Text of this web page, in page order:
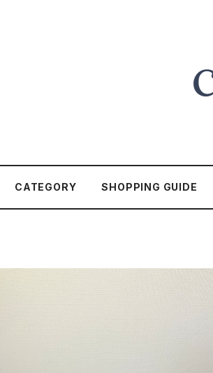
CATEGORY SHOPPING GUIDE